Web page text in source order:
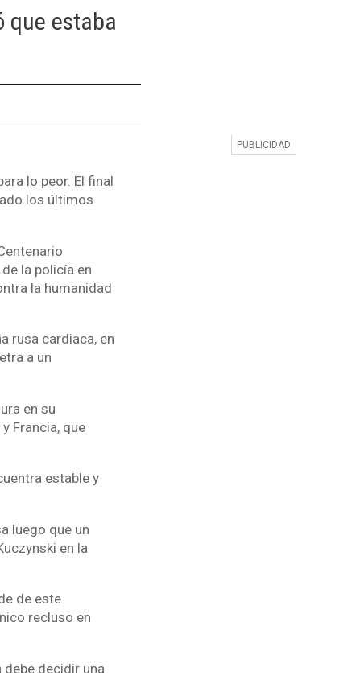
que estaba
lo peor. El final
los últimos
la policía en
la humanidad
rusa cardiaca, en
a un
en su
Francia, que
estable y
luego que un
en la
de este
recluso en
debe decidir una